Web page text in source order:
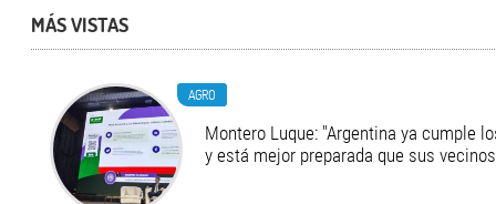
MÁS VISTAS
AGRO
Montero Luque: "Argentina ya cumple
y está mejor preparada que sus